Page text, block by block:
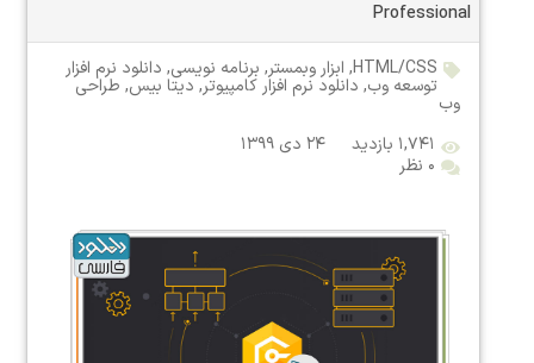
Professional
HTML/CSS
, ابزار وبمستر, برنامه نویسی, دانلود نرم افزار
توسعه وب, دانلود نرم افزار کامپیوتر, دیتا بیس, طراحی
وب
۱,۷۴۱ بازدید
۲۴ دی ۱۳۹۹
۰ نظر